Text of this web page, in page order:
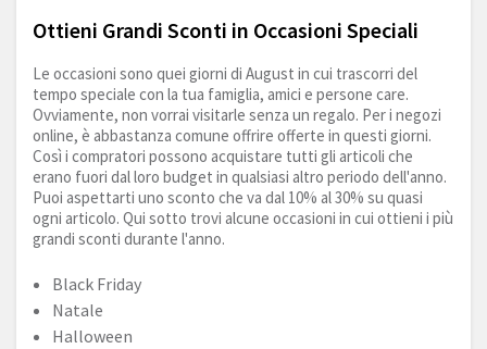
Ottieni Grandi Sconti in Occasioni Speciali
Le occasioni sono quei giorni di August in cui trascorri del
tempo speciale con la tua famiglia, amici e persone care.
Ovviamente, non vorrai visitarle senza un regalo. Per i negozi
online, è abbastanza comune offrire offerte in questi giorni.
Così i compratori possono acquistare tutti gli articoli che
erano fuori dal loro budget in qualsiasi altro periodo dell'anno.
Puoi aspettarti uno sconto che va dal 10% al 30% su quasi
ogni articolo. Qui sotto trovi alcune occasioni in cui ottieni i più
grandi sconti durante l'anno.
Black Friday
Natale
Halloween